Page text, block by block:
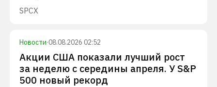
SPCX
Новости·08.08.2026 02:52
Акции США показали лучший рост
за неделю с середины апреля. У S&P
500 новый рекорд